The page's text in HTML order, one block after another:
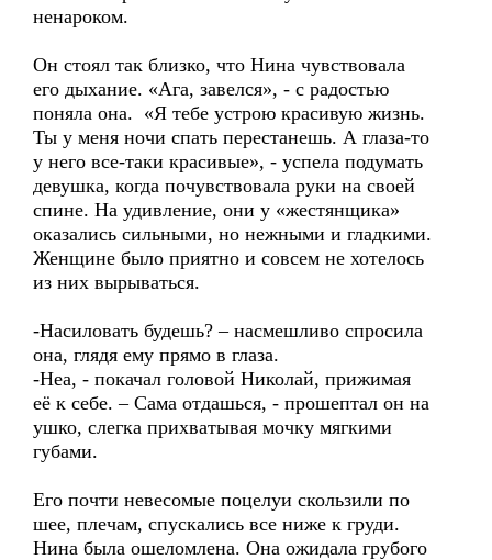
ненароком.
Он стоял так близко, что Нина чувствовала
его дыхание. «Ага, завелся», - с радостью
поняла она. «Я тебе устрою красивую жизнь.
Ты у меня ночи спать перестанешь. А глаза-то
у него все-таки красивые», - успела подумать
девушка, когда почувствовала руки на своей
спине. На удивление, они у «жестянщика»
оказались сильными, но нежными и гладкими.
Женщине было приятно и совсем не хотелось
из них вырываться.
-Насиловать будешь? – насмешливо спросила
она, глядя ему прямо в глаза.
-Неа, - покачал головой Николай, прижимая
её к себе. – Сама отдашься, - прошептал он на
ушко, слегка прихватывая мочку мягкими
губами.
Его почти невесомые поцелуи скользили по
шее, плечам, спускались все ниже к груди.
Нина была ошеломлена. Она ожидала грубого